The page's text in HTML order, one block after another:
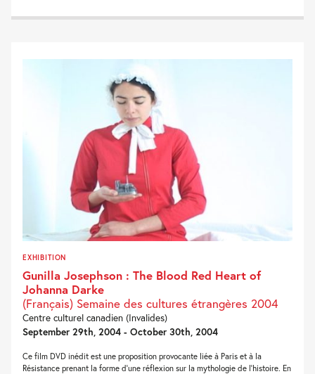
EXHIBITION
Gunilla Josephson : The Blood Red Heart of
Johanna Darke
(Français) Semaine des cultures étrangères 2004
Centre culturel canadien (Invalides)
September 29th, 2004 - October 30th, 2004
Ce film DVD inédit est une proposition provocante liée à Paris et à la
Résistance prenant la forme d’une réflexion sur la mythologie de l’histoire. En